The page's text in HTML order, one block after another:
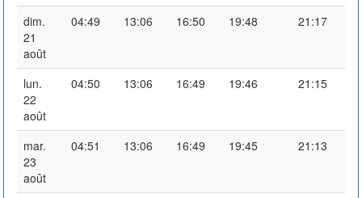
dim.
21
août
04:49 13:06 16:50 19:48 21:17
lun.
22
août
04:50 13:06 16:49 19:46 21:15
mar.
23
août
04:51 13:06 16:49 19:45 21:13